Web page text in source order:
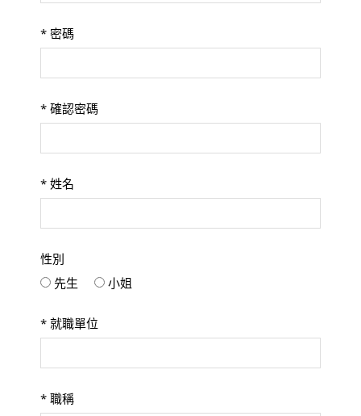
* 密碼
* 確認密碼
* 姓名
性別
先生
小姐
* 就職單位
* 職稱